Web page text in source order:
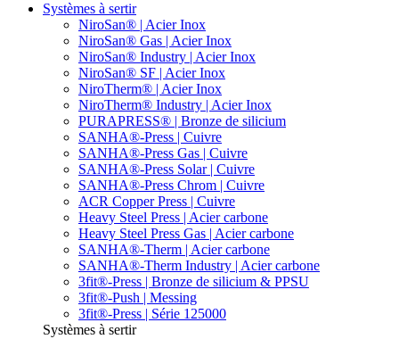
Systèmes à sertir
NiroSan® | Acier Inox
NiroSan® Gas | Acier Inox
NiroSan® Industry | Acier Inox
NiroSan® SF | Acier Inox
NiroTherm® | Acier Inox
NiroTherm® Industry | Acier Inox
PURAPRESS® | Bronze de silicium
SANHA®-Press | Cuivre
SANHA®-Press Gas | Cuivre
SANHA®-Press Solar | Cuivre
SANHA®-Press Chrom | Cuivre
ACR Copper Press | Cuivre
Heavy Steel Press | Acier carbone
Heavy Steel Press Gas | Acier carbone
SANHA®-Therm | Acier carbone
SANHA®-Therm Industry | Acier carbone
3fit®-Press | Bronze de silicium & PPSU
3fit®-Push | Messing
3fit®-Press | Série 125000
Systèmes à sertir